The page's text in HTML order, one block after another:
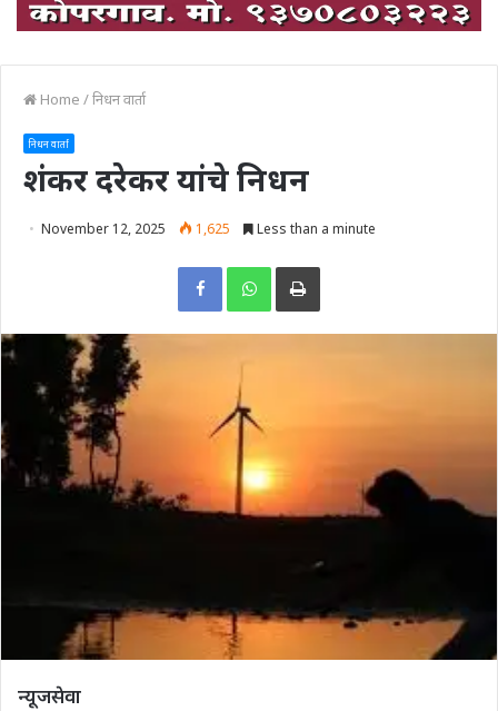
Home /निधन वार्ता
निधन वार्ता
शंकर दरेकर यांचे निधन
November 12, 2025 1,625 Less than a minute
Print
न्यूजसेवा